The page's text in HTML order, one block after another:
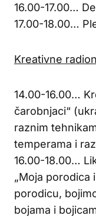
16.00-17.00…
17.00-18.00…
Kreativne
14.00-16.00…
čarobnjaci“
raznim
temperama i
16.00-18.00…
„Moja porodica
porodicu,
bojama i